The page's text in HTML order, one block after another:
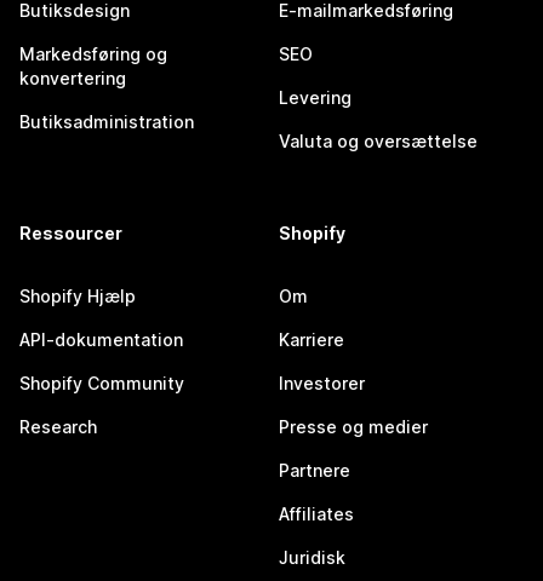
Butiksdesign
Markedsføring og
konvertering
Butiksadministration
E-mailmarkedsføring
SEO
Levering
Valuta og oversættelse
Ressourcer
Shopify Hjælp
API-dokumentation
Shopify Community
Research
Shopify
Om
Karriere
Investorer
Presse og medier
Partnere
Affiliates
Juridisk